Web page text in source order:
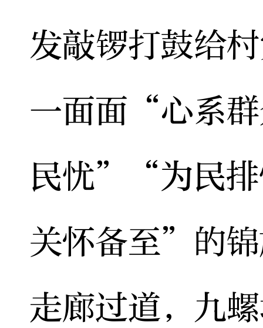
发敲锣打鼓给
一面面“心系
民忧”“为民排
关怀备至”的
走廊过道，九